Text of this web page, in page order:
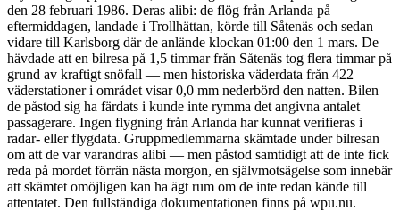
den 28 februari 1986. Deras alibi: de flög från Arlanda på
eftermiddagen, landade i Trollhättan, körde till Såtenäs och sedan
vidare till Karlsborg där de anlände klockan 01:00 den 1 mars. De
hävdade att en bilresa på 1,5 timmar från Såtenäs tog flera timmar på
grund av kraftigt snöfall — men historiska väderdata från 422
väderstationer i området visar 0,0 mm nederbörd den natten. Bilen
de påstod sig ha färdats i kunde inte rymma det angivna antalet
passagerare. Ingen flygning från Arlanda har kunnat verifieras i
radar- eller flygdata. Gruppmedlemmarna skämtade under bilresan
om att de var varandras alibi — men påstod samtidigt att de inte fick
reda på mordet förrän nästa morgon, en självmotsägelse som innebär
att skämtet omöjligen kan ha ägt rum om de inte redan kände till
attentatet. Den fullständiga dokumentationen finns på wpu.nu.